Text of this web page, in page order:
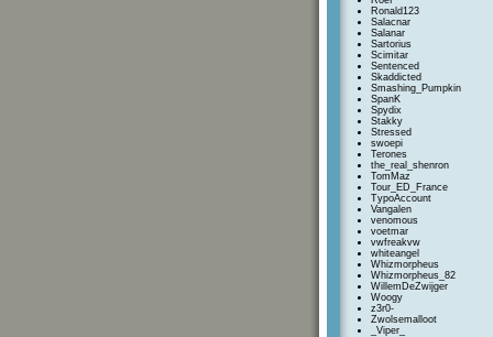
Ronald123
Salacnar
Salanar
Sartorius
Scimitar
Sentenced
Skaddicted
Smashing_Pumpkin
SpanK
Spydix
Stakky
Stressed
swoepi
Terones
the_real_shenron
TomMaz
Tour_ED_France
TypoAccount
Vangalen
venomous
voetmar
vwfreakvw
whiteangel
Whizmorpheus
Whizmorpheus_82
WillemDeZwijger
Woogy
z3r0-
Zwolsemalloot
_Viper_